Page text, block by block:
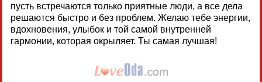
пусть встречаются только приятные люди, а все дела
решаются быстро и без проблем. Желаю тебе энергии,
вдохновения, улыбок и той самой внутренней
гармонии, которая окрыляет. Ты самая лучшая!